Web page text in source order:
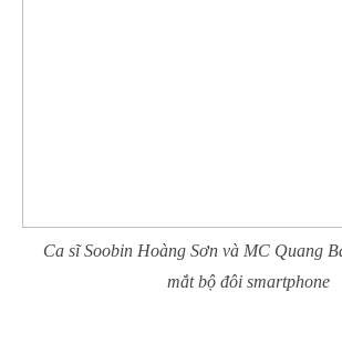
Ca sĩ Soobin Hoàng Sơn và MC Quang
mắt bộ đôi smartphone